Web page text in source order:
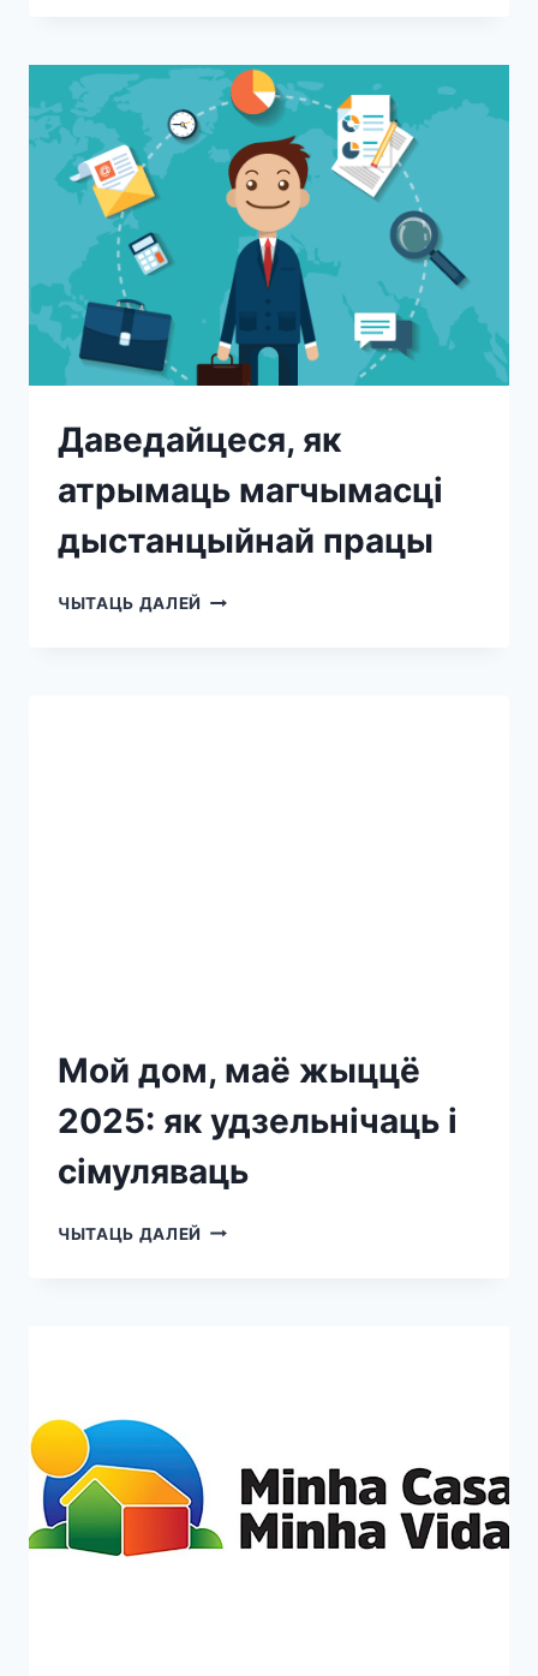
Даведайцеся, як
атрымаць магчымасці
дыстанцыйнай працы
ЧЫТАЦЬ ДАЛЕЙ
Мой дом, маё жыццё
2025: як удзельнічаць і
сімуляваць
ЧЫТАЦЬ ДАЛЕЙ